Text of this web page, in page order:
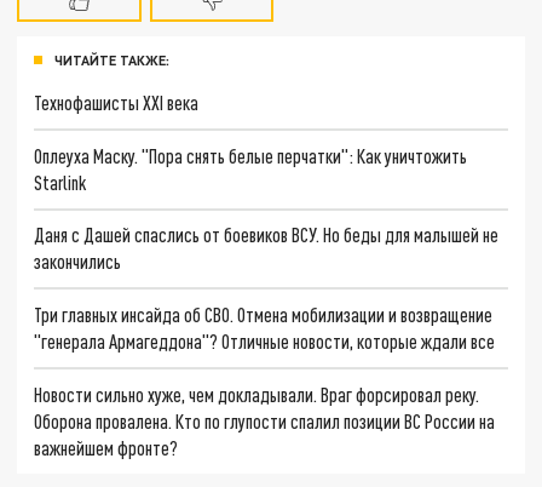
ЧИТАЙТЕ ТАКЖЕ:
Технофашисты XXI века
Оплеуха Маску. "Пора снять белые перчатки": Как уничтожить
Starlink
Даня с Дашей спаслись от боевиков ВСУ. Но беды для малышей не
закончились
Три главных инсайда об СВО. Отмена мобилизации и возвращение
"генерала Армагеддона"? Отличные новости, которые ждали все
Новости сильно хуже, чем докладывали. Враг форсировал реку.
Оборона провалена. Кто по глупости спалил позиции ВС России на
важнейшем фронте?